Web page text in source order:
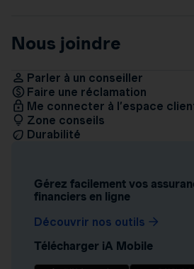
Nous joindre
Parler à un conseiller
Faire une réclamation
Me connecter à l’espace
Zone conseils
Durabilité
Gérez facilement vos
financiers en ligne
Découvrir nos outils
Télécharger iA Mobile